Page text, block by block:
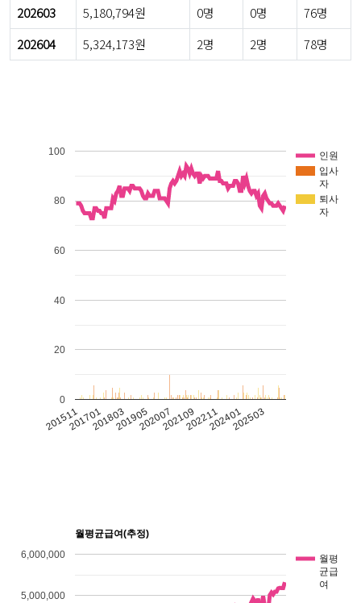
202603
5,180,794원 0명 0명
76명
202604
5,324,173원 2명 2명 78명
인원
입사
자
퇴사
자
201511201701201803201905202007202109202211202401202503
0
20
40
60
80
100
월평균급여(추정)
월평
균급
여
5,000,000
6,000,000